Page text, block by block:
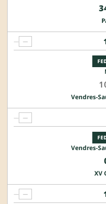
Vendres-
— —
Vendres-
XV
— —
— —